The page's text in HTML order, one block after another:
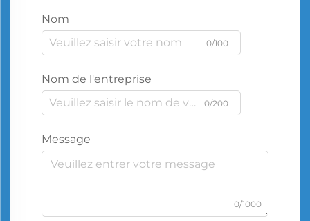
Nom
0/100
Nom de l'entreprise
0/200
Message
0/1000